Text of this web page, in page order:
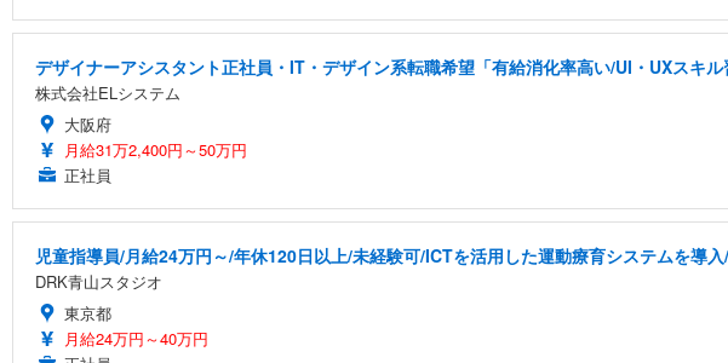
デザイナーアシスタント正社員・IT・デザイン系転職希望「有給消化率高い/UI・UXスキル
株式会社ELシステム
大阪府
月給31万2,400円～50万円
正社員
児童指導員/月給24万円～/年休120日以上/未経験可/ICTを活用した運動療育システムを導
DRK青山スタジオ
東京都
月給24万円～40万円